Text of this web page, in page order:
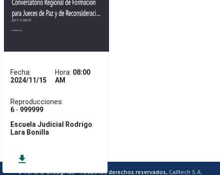
Fecha:
2024/11/15
Hora: 08:00
AM
Reproducciones:
6 - 999999
Escuela Judicial Rodrigo
Lara Bonilla
get_app